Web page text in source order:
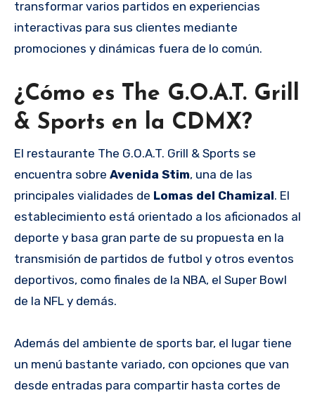
transformar varios partidos en experiencias
interactivas para sus clientes mediante
promociones y dinámicas fuera de lo común.
¿Cómo es The G.O.A.T. Grill
& Sports en la CDMX?
El restaurante The G.O.A.T. Grill & Sports se
encuentra sobre Avenida Stim, una de las
principales vialidades de Lomas del Chamizal. El
establecimiento está orientado a los aficionados al
deporte y basa gran parte de su propuesta en la
transmisión de partidos de futbol y otros eventos
deportivos, como finales de la NBA, el Super Bowl
de la NFL y demás.
Además del ambiente de sports bar, el lugar tiene
un menú bastante variado, con opciones que van
desde entradas para compartir hasta cortes de